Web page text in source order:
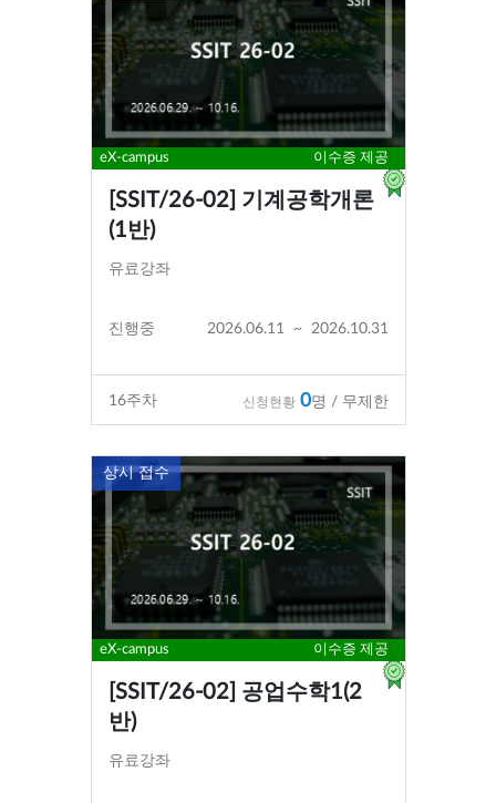
eX-campus 이수증 제공
[SSIT/26-02] 기계공학개론
(1반)
유료강좌
진행중 2026.06.11 ~ 2026.10.31
16주차 신청현황 0명 / 무제한
상시 접수
eX-campus 이수증 제공
[SSIT/26-02] 공업수학1(2
반)
유료강좌